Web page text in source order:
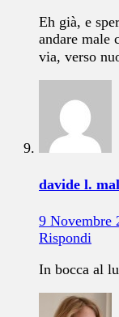
Eh già, e
andare male
via, verso
davide l.
9 Novembre
Rispondi
In bocca al